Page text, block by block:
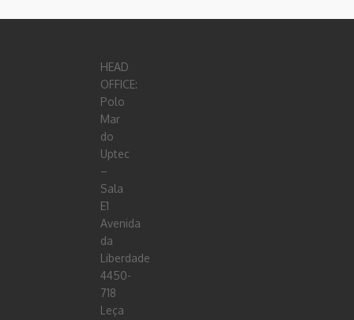
HEAD
OFFICE:
Polo
Mar
do
Uptec
–
Sala
E1
Avenida
da
Liberdade
4450-
718
Leça